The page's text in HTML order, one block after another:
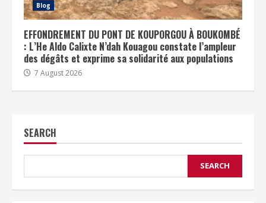
Blog
EFFONDREMENT DU PONT DE KOUPORGOU À BOUKOMBÉ
: L’He Aldo Calixte N’dah Kouagou constate l’ampleur
des dégâts et exprime sa solidarité aux populations
7 August 2026
SEARCH
SEARCH